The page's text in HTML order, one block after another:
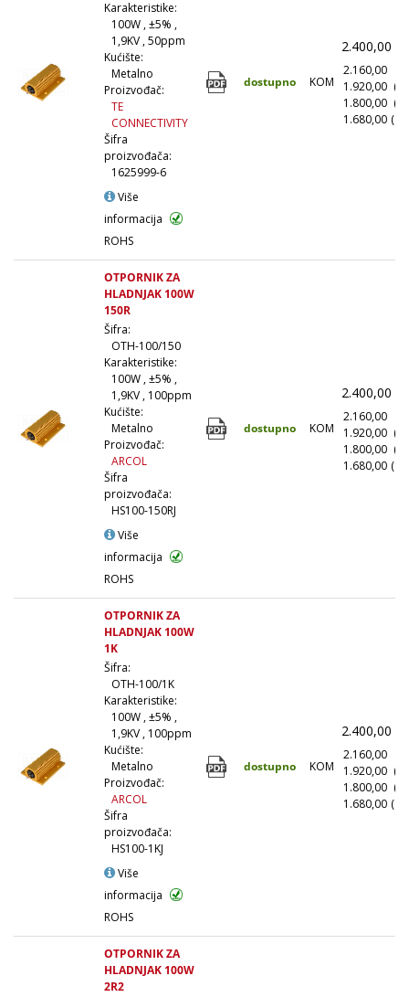
Karakteristike:
100W , ±5% ,
1,9KV , 50ppm
Kućište:
Metalno
Proizvođač:
TE
CONNECTIVITY
Šifra
proizvođača:
1625999-6
Više
informacija
ROHS
dostupno KOM
2.400,00
2.160,00
1.920,00
1.800,00
1.680,00
OTPORNIK ZA
HLADNJAK 100W
150R
Šifra:
OTH-100/150
Karakteristike:
100W , ±5% ,
1,9KV , 100ppm
Kućište:
Metalno
Proizvođač:
ARCOL
Šifra
proizvođača:
HS100-150RJ
Više
informacija
ROHS
dostupno KOM
2.400,00
2.160,00
1.920,00
1.800,00
1.680,00
OTPORNIK ZA
HLADNJAK 100W
1K
Šifra:
OTH-100/1K
Karakteristike:
100W , ±5% ,
1,9KV , 100ppm
Kućište:
Metalno
Proizvođač:
ARCOL
Šifra
proizvođača:
HS100-1KJ
Više
informacija
ROHS
dostupno KOM
2.400,00
2.160,00
1.920,00
1.800,00
1.680,00
OTPORNIK ZA
HLADNJAK 100W
2R2